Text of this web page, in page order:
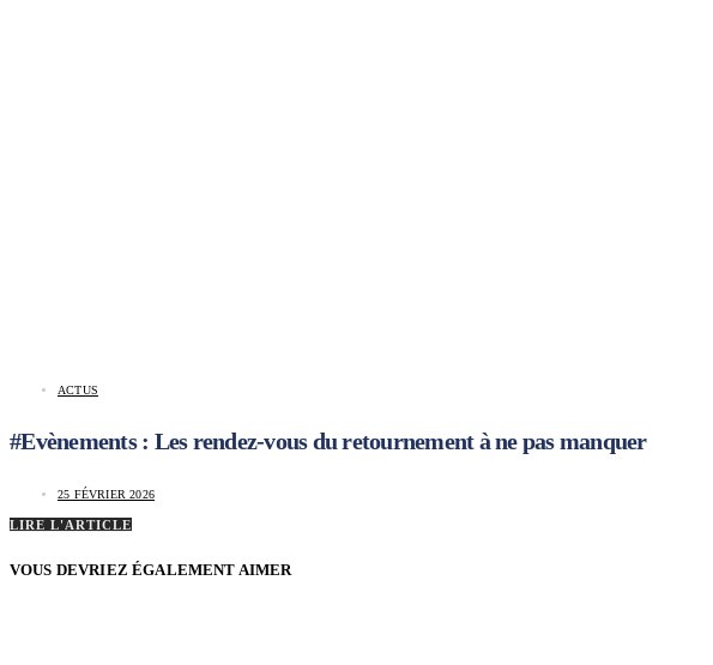
ACTUS
#Evènements : Les rendez-vous du retournement à ne pas manquer
25 FÉVRIER 2026
LIRE L'ARTICLE
VOUS DEVRIEZ ÉGALEMENT AIMER